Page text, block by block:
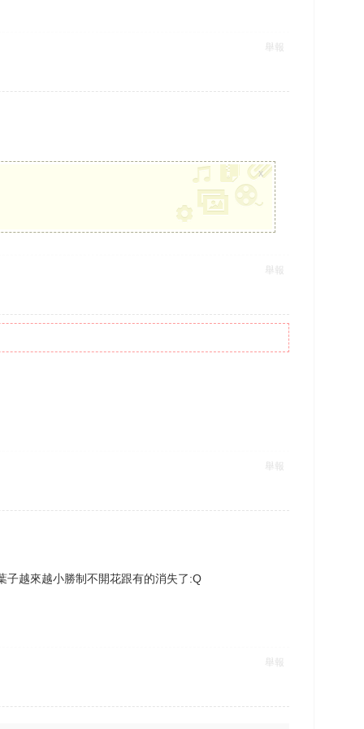
舉報
x
舉報
舉報
子越來越小勝制不開花跟有的消失了:Q
舉報